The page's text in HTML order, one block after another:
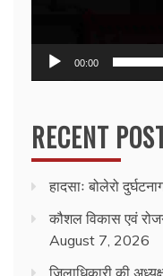
00:00
RECENT
हादसाः बोलेरो
कौशल विकास एवं
August 7, 2026